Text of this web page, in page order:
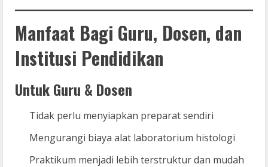
Manfaat Bagi Guru, Dosen, dan
Institusi Pendidikan
Untuk Guru & Dosen
Tidak perlu menyiapkan preparat sendiri
Mengurangi biaya alat laboratorium histologi
Praktikum menjadi lebih terstruktur dan mudah